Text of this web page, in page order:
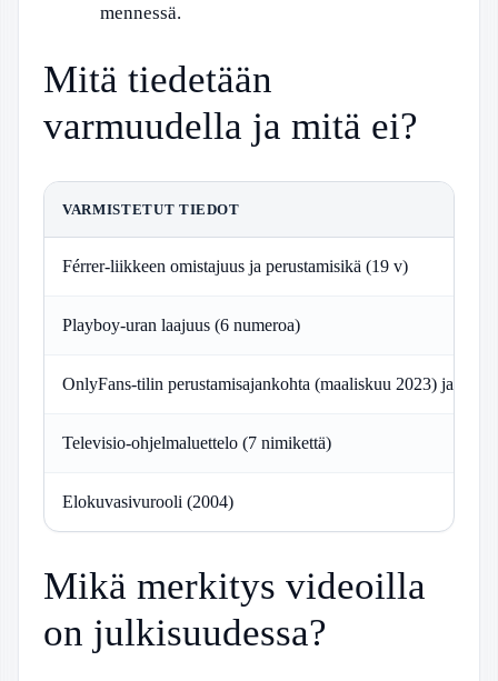
mennessä.
Mitä tiedetään
varmuudella ja mitä ei?
VARMISTETUT TIEDOT
Férrer-liikkeen omistajuus ja perustamisikä (19 v)
Playboy-uran laajuus (6 numeroa)
OnlyFans-tilin perustamisajankohta (maaliskuu 2023) ja tulot
Televisio-ohjelmaluettelo (7 nimikettä)
Elokuvasivurooli (2004)
Mikä merkitys videoilla
on julkisuudessa?